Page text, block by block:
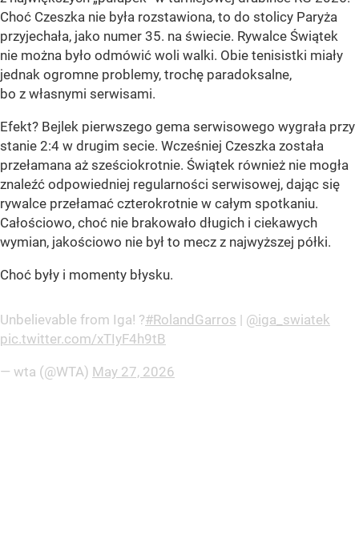
Choć Czeszka nie była rozstawiona, to do stolicy Paryża
przyjechała, jako numer 35. na świecie. Rywalce Świątek
nie można było odmówić woli walki. Obie tenisistki miały
jednak ogromne problemy, trochę paradoksalne,
bo z własnymi serwisami.
Efekt? Bejlek pierwszego gema serwisowego wygrała przy
stanie 2:4 w drugim secie. Wcześniej Czeszka została
przełamana aż sześciokrotnie. Świątek również nie mogła
znaleźć odpowiedniej regularności serwisowej, dając się
rywalce przełamać czterokrotnie w całym spotkaniu.
Całościowo, choć nie brakowało długich i ciekawych
wymian, jakościowo nie był to mecz z najwyższej półki.
Choć były i momenty błysku.
Unbelievable from Iga! ?#RolandGarros | @iga_swiatek
pic.twitter.com/xTIyF4h9tB
— wta (@WTA) May 27, 2026